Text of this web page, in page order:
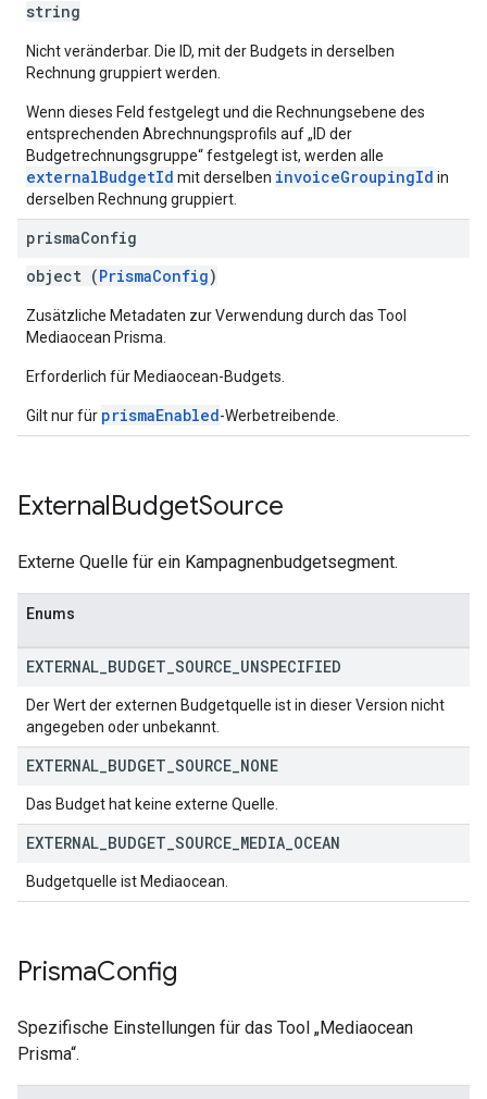
string
Nicht veränderbar. Die ID, mit der Budgets in derselben
Rechnung gruppiert werden.
Wenn dieses Feld festgelegt und die Rechnungsebene des
entsprechenden Abrechnungsprofils auf „ID der
Budgetrechnungsgruppe“ festgelegt ist, werden alle
externalBudgetId mit derselben invoiceGroupingId in
derselben Rechnung gruppiert.
prismaConfig
object (PrismaConfig)
Zusätzliche Metadaten zur Verwendung durch das Tool
Mediaocean Prisma.
Erforderlich für Mediaocean-Budgets.
Gilt nur für prismaEnabled-Werbetreibende.
ExternalBudgetSource
Externe Quelle für ein Kampagnenbudgetsegment.
Enums
EXTERNAL BUDGET SOURCE UNSPECIFIED
Der Wert der externen Budgetquelle ist in dieser Version nicht
angegeben oder unbekannt.
EXTERNAL BUDGET SOURCE NONE
Das Budget hat keine externe Quelle.
EXTERNAL BUDGET SOURCE MEDIA OCEAN
Budgetquelle ist Mediaocean.
PrismaConfig
Spezifische Einstellungen für das Tool „Mediaocean
Prisma“.